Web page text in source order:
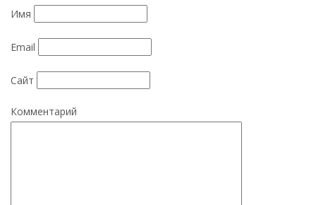
Имя
Email
Сайт
Комментарий